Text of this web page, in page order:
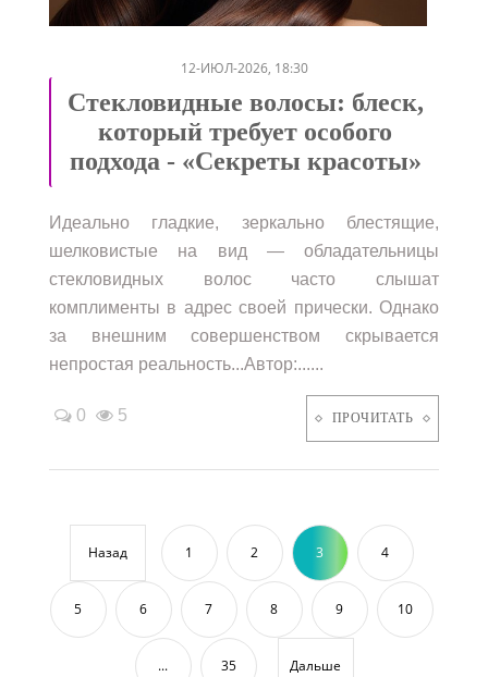
//
12-ИЮЛ-2026, 18:30
Стекловидные волосы: блеск,
который требует особого
подхода - «Секреты красоты»
Идеально гладкие, зеркально блестящие,
шелковистые на вид — обладательницы
стекловидных волос часто слышат
комплименты в адрес своей прически. Однако
за внешним совершенством скрывается
непростая реальность...Автор:......
0 5 ПРОЧИТАТЬ
Назад 1 2 3 4
5 6 7 8 9 10
... 35 Дальше